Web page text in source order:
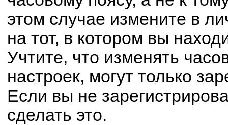
этом случае измените в
на тот, в котором вы
Учтите, что изменять
настроек, могут только
Если вы не
сделать это.